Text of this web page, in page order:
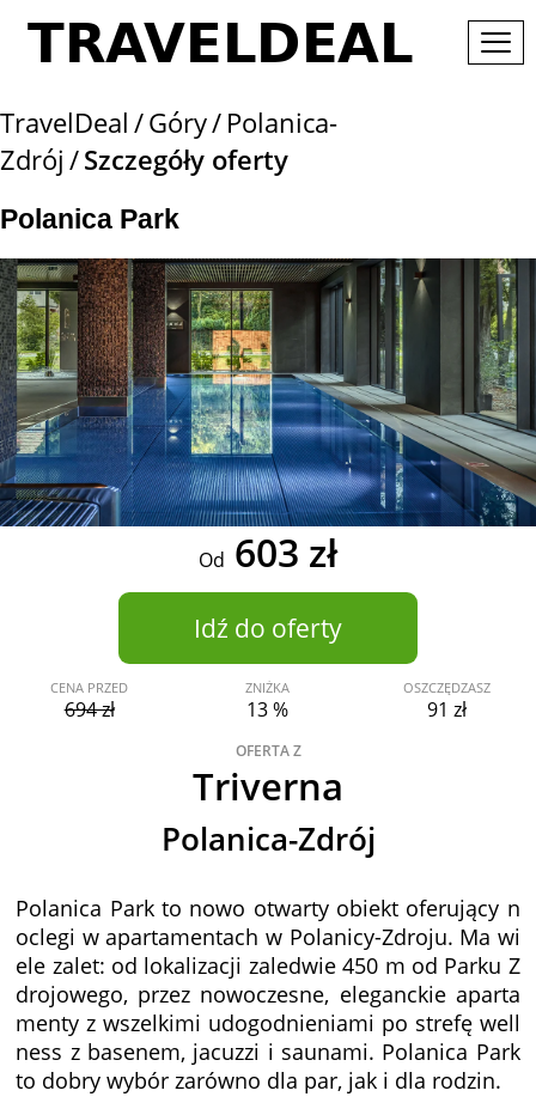
TravelDeal Góry Polanica-
Zdrój
Szczegóły oferty
Polanica Park
Od 603 zł
Idź do oferty
CENA PRZED
694 zł
ZNIŻKA
13 %
OSZCZĘDZASZ
91 zł
OFERTA Z
Triverna
Polanica-Zdrój
Polanica Park to nowo otwarty obiekt oferujący n
oclegi w apartamentach w Polanicy-Zdroju. Ma wi
ele zalet: od lokalizacji zaledwie 450 m od Parku Z
drojowego, przez nowoczesne, eleganckie aparta
menty z wszelkimi udogodnieniami po strefę well
ness z basenem, jacuzzi i saunami. Polanica Park
to dobry wybór zarówno dla par, jak i dla rodzin.